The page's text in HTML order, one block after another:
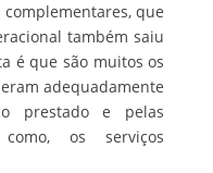
que
também saiu
é que são muitos os
adequadamente
prestado e pelas
os serviços